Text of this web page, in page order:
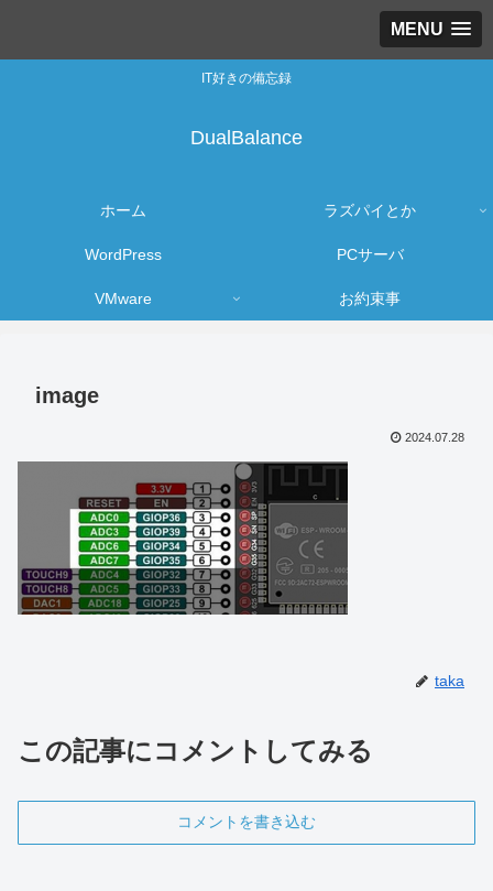
MENU
IT好きの備忘録
DualBalance
ホーム ラズパイとか
WordPress PCサーバ
VMware お約束事
image
2024.07.28
taka
この記事にコメントしてみる
コメントを書き込む